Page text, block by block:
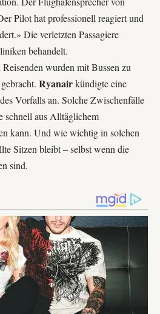
Pilot hat professionell reagiert und
Die verletzten Passagiere
behandelt.
wurden mit Bussen zu
Ryanairkündigte eine
Vorfalls an. Solche Zwischenfälle
schnell aus Alltäglichem
kann. Und wie wichtig in solchen
Sitzen bleibt – selbst wenn die
sind.